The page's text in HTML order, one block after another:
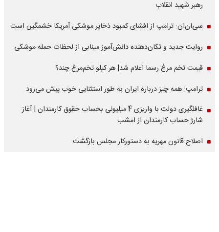
رهبر شهید انقلاب
سی‌ان‌ان: ترامپ از افشای کمبود ذخایر موشکی آمریکا خشمگین است
روایت جدید و تکان‌دهنده دانش‌آموز مینابی از لحظات حمله موشکی
قیمت تخم مرغ رسما اعلام شد| هر کیلو تخم‌مرغ چند؟
ترامپ: همه چیز درباره ایران به طور استثنایی خوب پیش می‌رود
غافلگیری دولت با واریزی 4 میلیونی بحساب حقوق کارمندان | آغاز
شارژ حساب کارمندان از امشب
اصلاح قانون مهریه به دستورکار مجلس بازگشت